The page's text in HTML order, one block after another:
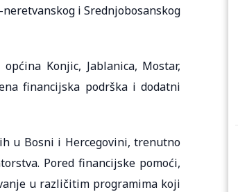
i Srednjobosanskog
Konjic, Jablanica, Mostar,
financijska podrška i dodatni
u Bosni i Hercegovini, trenutno
Pored financijske pomoći,
u različitim programima koji